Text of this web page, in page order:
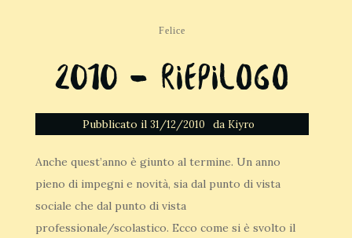
Felice
2010 – Riepilogo
Pubblicato il 31/12/2010 da Kiyro
Anche quest’anno è giunto al termine. Un anno
pieno di impegni e novità, sia dal punto di vista
sociale che dal punto di vista
professionale/scolastico. Ecco come si è svolto il